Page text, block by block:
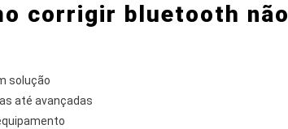
corrigir bluetooth não
solução
até avançadas